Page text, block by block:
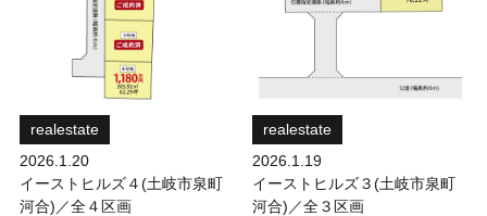
realestate
2026.1.20
イーストヒルズ４(土岐市泉町
河合)／全４区画
realestate
2026.1.19
イーストヒルズ３(土岐市泉町
河合)／全３区画